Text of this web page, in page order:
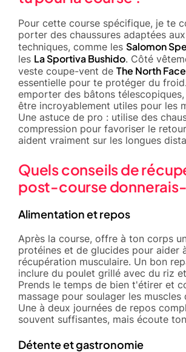
Pour cette course spécifique, je te
porter des chaussures adaptées
techniques, comme les Salomon
les La Sportiva Bushido. Côté
veste coupe-vent de The North Face
essentielle pour te protéger du
emporter des bâtons
être incroyablement utiles pour les
Une astuce de pro : utilise des
compression pour favoriser le
aident vraiment sur les longues
Quels conseils de
post-course
Alimentation et repos
Après la course, offre à ton corps
protéines et de glucides pour aider
récupération musculaire. Un bon
inclure du poulet grillé avec du riz
Prends le temps de bien t'étirer et
massage pour soulager les muscles
Une à deux journées de repos
souvent suffisantes, mais écoute
Détente et gastronomie